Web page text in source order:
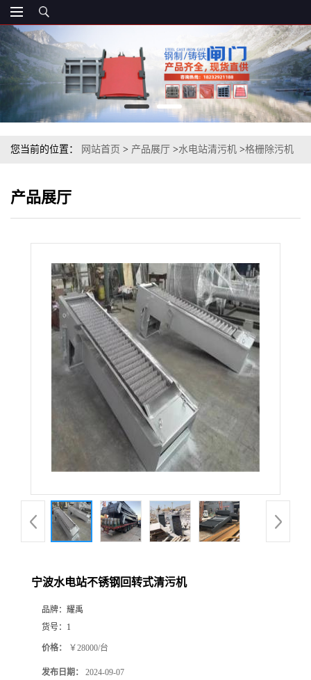
您当前的位置： 网站首页 > 产品展厅 >水电站清污机 >格栅除污机
产品展厅
宁波水电站不锈钢回转式清污机
品牌： 耀禹
货号： 1
价格： ￥28000/台
发布日期： 2024-09-07